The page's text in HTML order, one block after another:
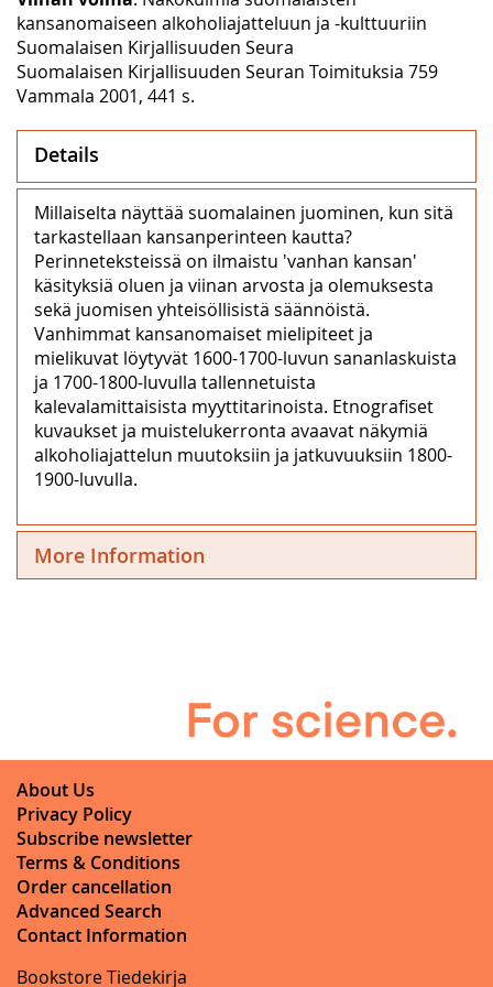
kansanomaiseen alkoholiajatteluun ja -kulttuuriin
Suomalaisen Kirjallisuuden Seura
Suomalaisen Kirjallisuuden Seuran Toimituksia 759
Vammala 2001, 441 s.
Details
Millaiselta näyttää suomalainen juominen, kun sitä
tarkastellaan kansanperinteen kautta?
Perinneteksteissä on ilmaistu 'vanhan kansan'
käsityksiä oluen ja viinan arvosta ja olemuksesta
sekä juomisen yhteisöllisistä säännöistä.
Vanhimmat kansanomaiset mielipiteet ja
mielikuvat löytyvät 1600-1700-luvun sananlaskuista
ja 1700-1800-luvulla tallennetuista
kalevalamittaisista myyttitarinoista. Etnografiset
kuvaukset ja muistelukerronta avaavat näkymiä
alkoholiajattelun muutoksiin ja jatkuvuuksiin 1800-
1900-luvulla.
More Information
About Us
Privacy Policy
Subscribe newsletter
Terms & Conditions
Order cancellation
Advanced Search
Contact Information
Bookstore Tiedekirja